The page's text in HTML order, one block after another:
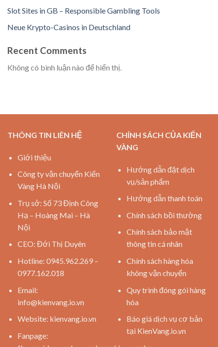
Slot Sites in GB – Responsible Gambling Tools
Neue Krypto-Casinos in Deutschland
Recent Comments
Không có bình luận nào để hiển thị.
THÔNG TIN LIÊN HỆ
Giới thiệu
Công ty vận chuyển Kiến
Vàng Hà Nội
Trụ sở: Số 73 Định Công
Hạ – Hoàng Mai – Hà
Nội
CEO: Đới Thị Duyên
Hotline: 0945.962.269 –
0977.162.018
Email:
info@kienvang.io.vn
Website: kienvang.io.vn
Fanpage:
CHÍNH SÁCH CỦA KIẾN
VÀNG
Hướng dẫn đặt dịch
vụ/sản phẩm
Hướng dẫn thanh toán
Chính sách bồi thường
Chính sách bảo mật
thông tin cá nhân
Chính sách hàng hóa
không vận chuyển
Quy trình đóng gói hàng
hóa
Báo giá dịch vụ cơ bản
tại KienVang.io.vn